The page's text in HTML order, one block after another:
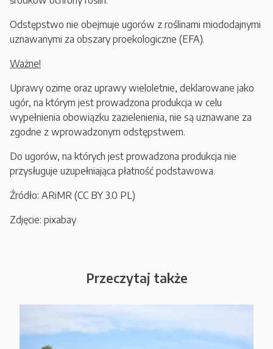
Odstępstwo nie obejmuje ugorów z roślinami miododajnymi
uznawanymi za obszary proekologiczne (EFA).
Ważne!
Uprawy ozime oraz uprawy wieloletnie, deklarowane jako
ugór, na którym jest prowadzona produkcja w celu
wypełnienia obowiązku zazielenienia, nie są uznawane za
zgodne z wprowadzonym odstępstwem.
Do ugorów, na których jest prowadzona produkcja nie
przysługuje uzupełniająca płatność podstawowa.
Źródło: ARiMR (CC BY 3.0 PL)
Zdjęcie: pixabay
Przeczytaj także